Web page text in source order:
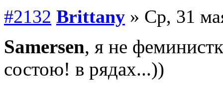
#2132 Brittany » Ср, 31
Samersen, я не
состою! в рядах...))